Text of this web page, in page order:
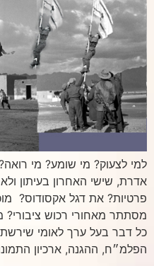
למי לצעוק? מי שומע? מי
אדרת, שישי האחרון בעיתון
פרטיות? את דגל אקסודוס?
מסתתר מאחורי רכוש ציבורי?
כל דבר בעל ערך לאומי
הפלמ״ח, ההגנה, ארכיון